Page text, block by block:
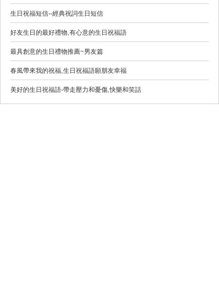
生日祝福短信--經典祝詞生日短信
好友生日的最好禮物,有心意的生日祝福語
最具創意的生日禮物推薦~男友篇
春風帶來我的祝福,生日祝福語願朋友幸福
美好的生日祝福語-帶走壓力和憂傷,快樂和笑話